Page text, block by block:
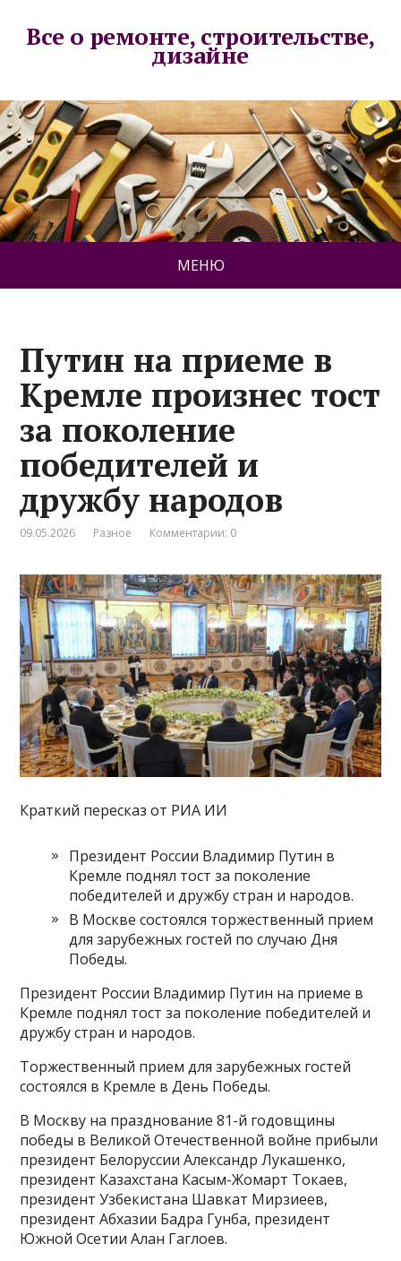
Все о ремонте, строительстве,
дизайне
МЕНЮ
Путин на приеме в
Кремле произнес тост
за поколение
победителей и
дружбу народов
09.05.2026 Разное Комментарии: 0
Краткий пересказ от РИА ИИ
Президент России Владимир Путин в
Кремле поднял тост за поколение
победителей и дружбу стран и народов.
В Москве состоялся торжественный прием
для зарубежных гостей по случаю Дня
Победы.
Президент России Владимир Путин на приеме в
Кремле поднял тост за поколение победителей и
дружбу стран и народов.
Торжественный прием для зарубежных гостей
состоялся в Кремле в День Победы.
В Москву на празднование 81-й годовщины
победы в Великой Отечественной войне прибыли
президент Белоруссии Александр Лукашенко,
президент Казахстана Касым-Жомарт Токаев,
президент Узбекистана Шавкат Мирзиеев,
президент Абхазии Бадра Гунба, президент
Южной Осетии Алан Гаглоев.